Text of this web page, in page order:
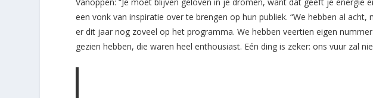
Vanoppen: “Je moet blijven geloven in je dromen, want dat geeft je energie
een vonk van inspiratie over te brengen op hun publiek. “We hebben al
er dit jaar nog zoveel op het programma. We hebben veertien eigen
gezien hebben, die waren heel enthousiast. Eén ding is zeker: ons vuur zal